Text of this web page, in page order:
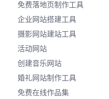
免费落地页制作工具
企业网站搭建工具
摄影网站建站工具
活动网站
创建音乐网站
婚礼网站制作工具
免费在线作品集